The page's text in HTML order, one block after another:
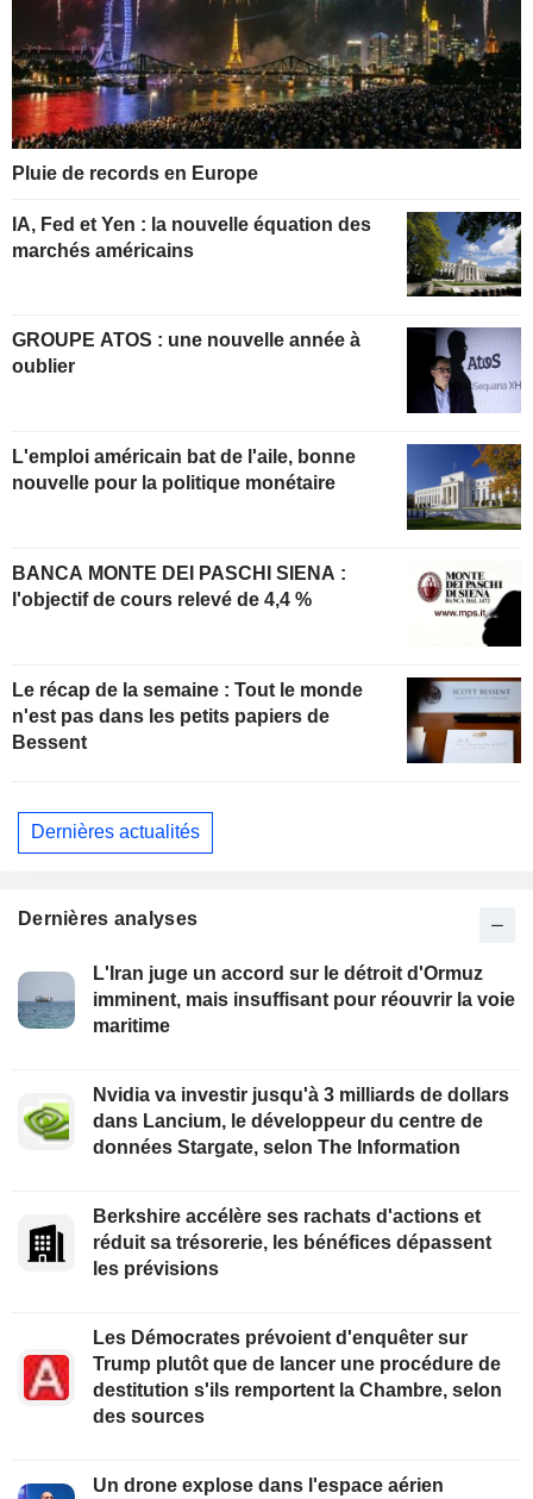
Pluie de records en Europe
IA, Fed et Yen : la nouvelle équation des
marchés américains
GROUPE ATOS : une nouvelle année à
oublier
L'emploi américain bat de l'aile, bonne
nouvelle pour la politique monétaire
BANCA MONTE DEI PASCHI SIENA :
l'objectif de cours relevé de 4,4 %
Le récap de la semaine : Tout le monde
n'est pas dans les petits papiers de
Bessent
Dernières actualités
Dernières analyses
L'Iran juge un accord sur le détroit d'Ormuz
imminent, mais insuffisant pour réouvrir la voie
maritime
Nvidia va investir jusqu'à 3 milliards de dollars
dans Lancium, le développeur du centre de
données Stargate, selon The Information
Berkshire accélère ses rachats d'actions et
réduit sa trésorerie, les bénéfices dépassent
les prévisions
Les Démocrates prévoient d'enquêter sur
Trump plutôt que de lancer une procédure de
destitution s'ils remportent la Chambre, selon
des sources
Un drone explose dans l'espace aérien